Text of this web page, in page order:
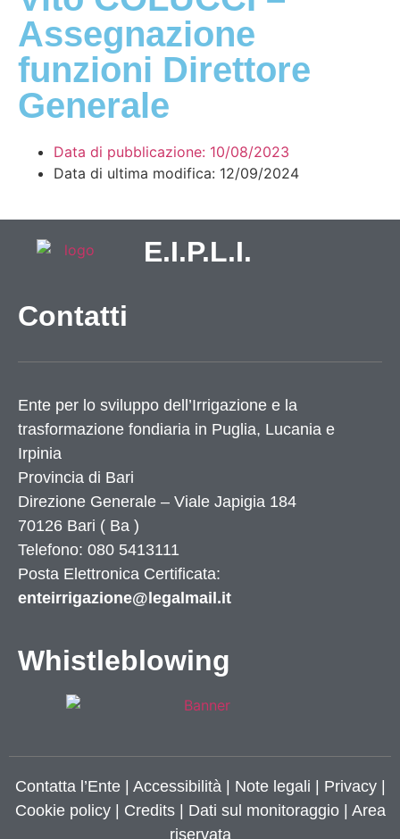
Assegnazione
funzioni Direttore
Generale
Data di pubblicazione: 10/08/2023
Data di ultima modifica: 12/09/2024
E.I.P.L.I.
Contatti
Ente per lo sviluppo dell’Irrigazione e la
trasformazione fondiaria in Puglia, Lucania e
Irpinia
Provincia di Bari
Direzione Generale – Viale Japigia 184
70126 Bari ( Ba )
Telefono: 080 5413111
Posta Elettronica Certificata:
enteirrigazione@legalmail.it
Whistleblowing
Contatta l’Ente| Accessibilità | Note legali | Privacy|
Cookie policy| Credits| Dati sul monitoraggio | Area
riservata